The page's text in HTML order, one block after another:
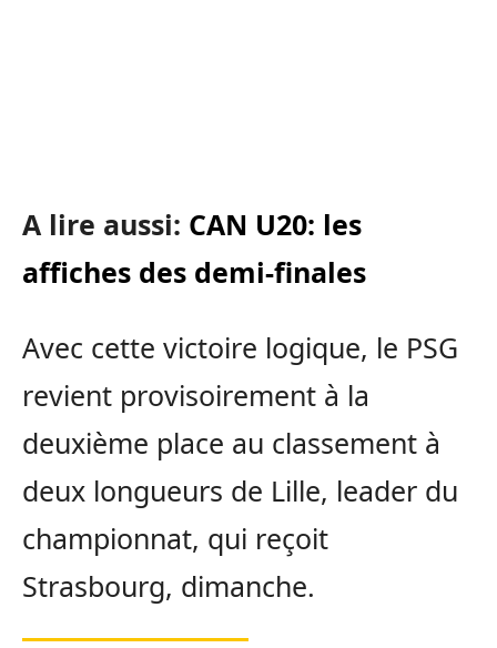
A lire aussi: CAN U20: les
affiches des demi-finales
Avec cette victoire logique, le PSG
revient provisoirement à la
deuxième place au classement à
deux longueurs de Lille, leader du
championnat, qui reçoit
Strasbourg, dimanche.